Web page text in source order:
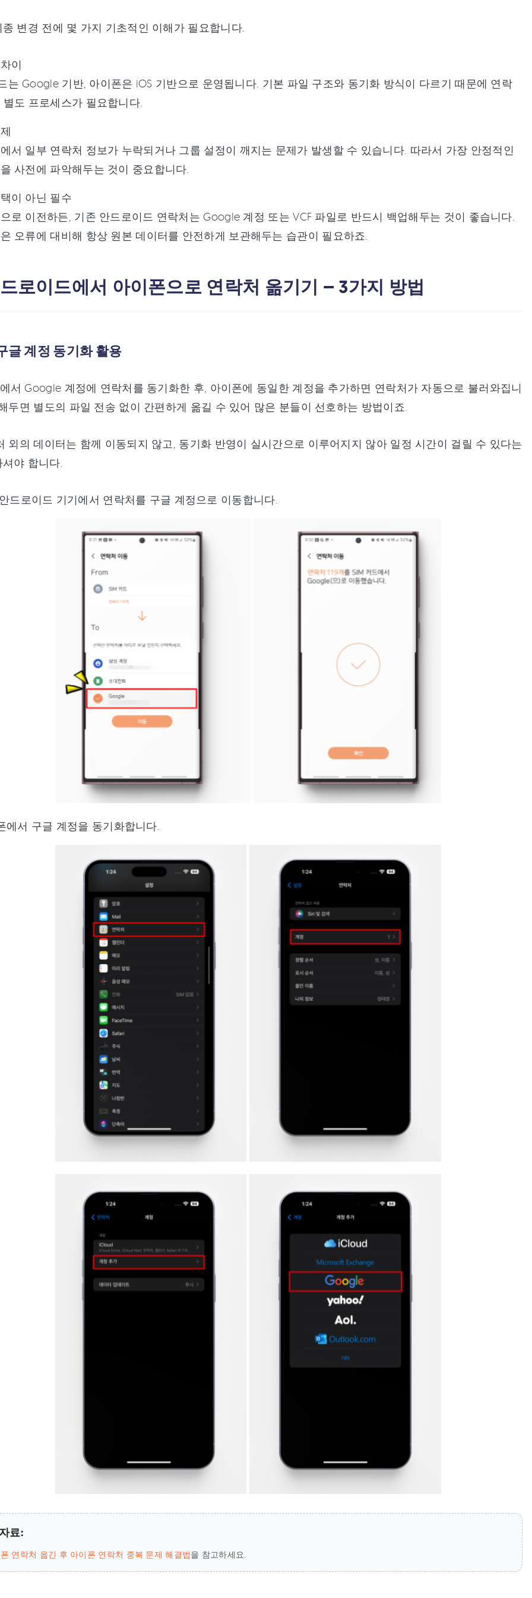
변경 전에 몇 가지 기초적인 이해가 필요합니다.
이
는 Google 기반, 아이폰은 iOS 기반으로 운영됩니다. 기본 파일 구조와 동기화 방식이 다르기 때문에 연락
도 프로세스가 필요합니다.
서 일부 연락처 정보가 누락되거나 그룹 설정이 깨지는 문제가 발생할 수 있습니다. 따라서 가장 안정적인
사전에 파악해두는 것이 중요합니다.
이 아닌 필수
로 이전하든, 기존 안드로이드 연락처는 Google 계정 또는 VCF 파일로 반드시 백업해두는 것이 좋습니다.
오류에 대비해 항상 원본 데이터를 안전하게 보관해두는 습관이 필요하죠.
로이드에서 아이폰으로 연락처 옮기기 – 3가지 방법
글 계정 동기화 활용
서 Google 계정에 연락처를 동기화한 후, 아이폰에 동일한 계정을 추가하면 연락처가 자동으로 불러와집니
두면 별도의 파일 전송 없이 간편하게 옮길 수 있어 많은 분들이 선호하는 방법이죠.
외의 데이터는 함께 이동되지 않고, 동기화 반영이 실시간으로 이루어지지 않아 일정 시간이 걸릴 수 있다는
야 합니다.
드로이드 기기에서 연락처를 구글 계정으로 이동합니다.
에서 구글 계정을 동기화합니다.
료:
연락처 옮긴 후 아이폰 연락처 중복 문제 해결법을 참고하세요.